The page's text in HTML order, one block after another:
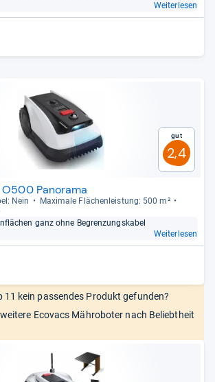
Weiterlesen
Gut
2,4
O500 Panorama
Nein
Maxi­male Flä­chen­leis­tung: 500 m²
ganz ohne Begren­zungs­ka­bel
Weiterlesen
11 kein passendes Produkt gefunden?
Ecovacs Mähroboter nach Beliebtheit